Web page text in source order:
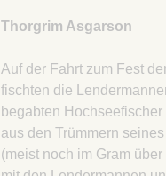
Thorgrim Asgarson
Auf der Fahrt zum Fest
fischten die
begabten
aus den Trümmern
(meist noch im Gram